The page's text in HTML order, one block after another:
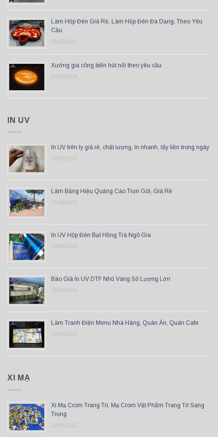
Làm Hộp Đèn Giá Rẻ, Làm Hộp Đèn Đa Dạng, Theo Yêu
Cầu
09/05/2023
Xưởng gia công biển hút nổi theo yêu cầu
02/07/2026
IN UV
In UV trên ly giá rẻ, chất lượng, In nhanh, lấy liền trong ngày
10/02/2023
Làm Bảng Hiệu Quảng Cáo Trọn Gói, Giá Rẻ
01/03/2026
In UV Hộp Đèn Bạt Hồng Trà Ngô Gia
30/06/2023
Báo Giá In UV DTF Nhũ Vàng Số Lượng Lớn
28/02/2024
Làm Tranh Điện Menu Nhà Hàng, Quán Ăn, Quán Cafe
11/04/2024
XI MẠ
Xi Mạ Crom Trang Trí, Mạ Crom Vật Phẩm Trang Trí Sang
Trọng
02/06/2022